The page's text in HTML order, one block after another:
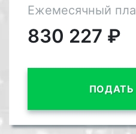
Ежемесячный
830 227 ₽
ПОДАТЬ